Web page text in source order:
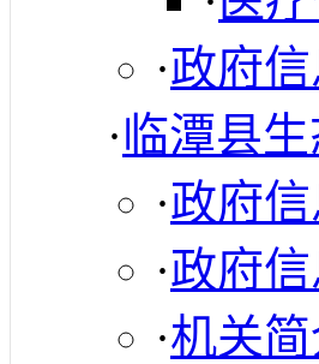
·政府
·临潭县
·政府
·政府
·机关